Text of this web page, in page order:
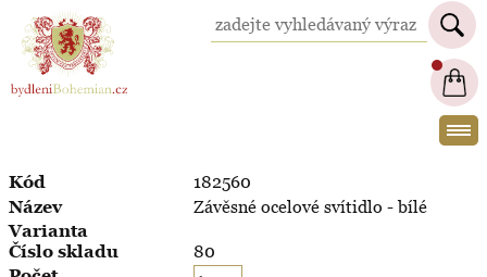
BydleniBohemian.cz
182560
Závěsné ocelové svítidlo - bílé
80